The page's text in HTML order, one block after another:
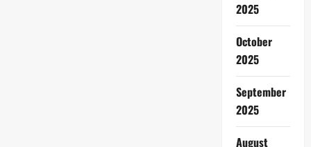
2025
October
2025
September
2025
August